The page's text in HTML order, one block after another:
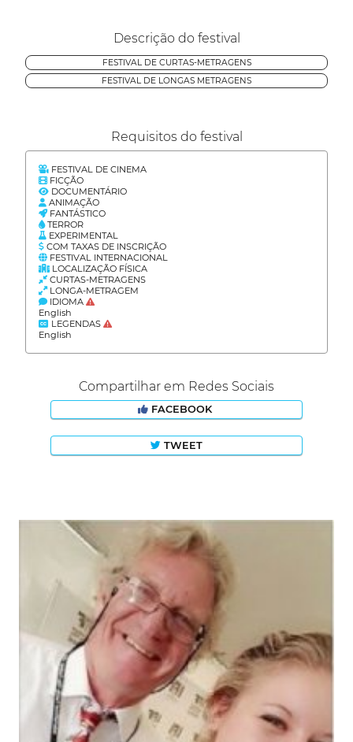
Descrição do festival
FESTIVAL DE CURTAS-METRAGENS
FESTIVAL DE LONGAS METRAGENS
Requisitos do festival
FESTIVAL DE CINEMA
FICÇÃO
DOCUMENTÁRIO
ANIMAÇÃO
FANTÁSTICO
TERROR
EXPERIMENTAL
COM TAXAS DE INSCRIÇÃO
FESTIVAL INTERNACIONAL
LOCALIZAÇÃO FÍSICA
CURTAS-METRAGENS
LONGA-METRAGEM
IDIOMA
English
LEGENDAS
English
Compartilhar em Redes Sociais
FACEBOOK
TWEET